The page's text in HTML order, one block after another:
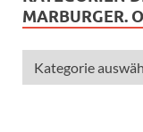
MARBURGER.